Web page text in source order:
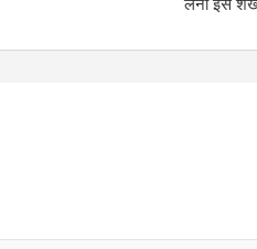
लेना इस